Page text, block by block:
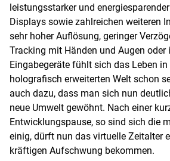
leistungsstarker und
Displays sowie zahlreichen weiteren
sehr hoher Auflösung, geringer
Tracking mit Händen und Augen oder
Eingabegeräte fühlt sich das Leben
holografisch erweiterten Welt schon
auch dazu, dass man sich nun
neue Umwelt gewöhnt. Nach einer
Entwicklungspause, so sind sich die
einig, dürft nun das virtuelle Zeitalter
kräftigen Aufschwung bekommen.